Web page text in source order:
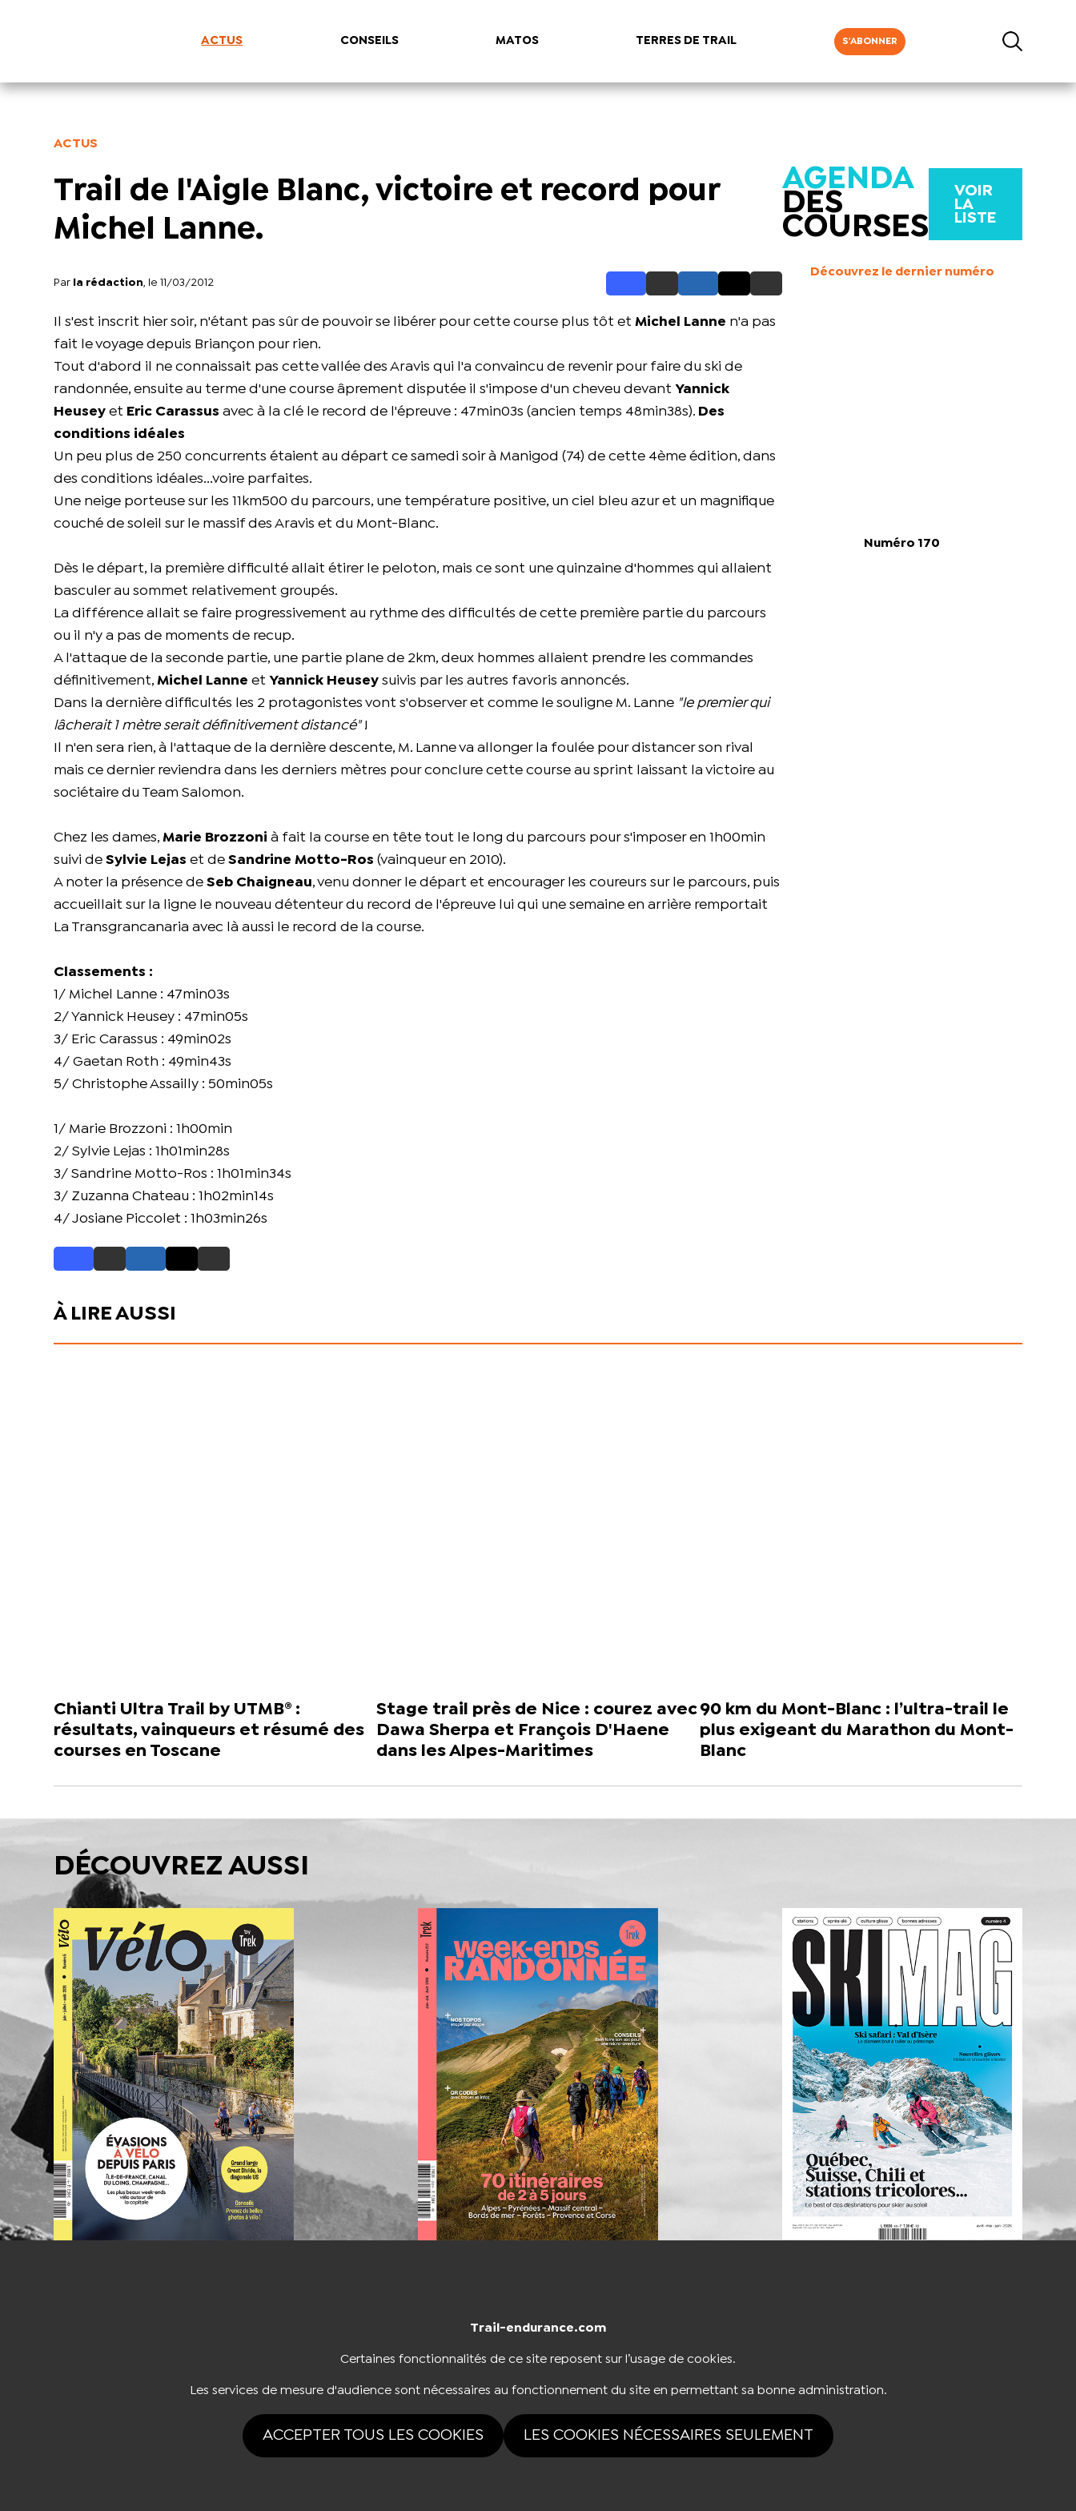
Trail-endurance.com
Certaines fonctionnalités de ce site reposent sur l’usage de cookies.
Les services de mesure d'audience sont nécessaires au fonctionnement du site en permettant sa bonne administration.
ACCEPTER TOUS LES COOKIES LES COOKIES NÉCESSAIRES SEULEMENT
ACTUS CONSEILS MATOS TERRES DE TRAIL S'ABONNER
ACTUS
Trail de l'Aigle Blanc, victoire et record pour
Michel Lanne.
Par la rédaction , le 11/03/2012
Il s'est inscrit hier soir, n'étant pas sûr de pouvoir se libérer pour cette course plus tôt et Michel Lanne n'a pas
fait le voyage depuis Briançon pour rien.
Tout d'abord il ne connaissait pas cette vallée des Aravis qui l'a convaincu de revenir pour faire du ski de
randonnée, ensuite au terme d'une course âprement disputée il s'impose d'un cheveu devantYannick
Heusey et Eric Carassus avec à la clé le record de l'épreuve : 47min03s (ancien temps 48min38s). Des
conditions idéales
Un peu plus de 250 concurrents étaient au départ ce samedi soir à Manigod (74) de cette 4ème édition, dans
des conditions idéales...voire parfaites.
Une neige porteuse sur les 11km500 du parcours, une température positive, un ciel bleu azur et un magnifique
couché de soleil sur le massif des Aravis et du Mont-Blanc.
Dès le départ, la première difficulté allait étirer le peloton, mais ce sont une quinzaine d'hommes qui allaient
basculer au sommet relativement groupés.
La différence allait se faire progressivement au rythme des difficultés de cette première partie du parcours
ou il n'y a pas de moments de recup.
A l'attaque de la seconde partie, une partie plane de 2km, deux hommes allaient prendre les commandes
définitivement, Michel Lanne etYannick Heusey suivis par les autres favoris annoncés.
Dans la dernière difficultés les 2 protagonistes vont s'observer et comme le souligne M. Lanne "le premier qui
lâcherait 1 mètre serait définitivement distancé"!
Il n'en sera rien, à l'attaque de la dernière descente, M. Lanne va allonger la foulée pour distancer son rival
mais ce dernier reviendra dans les derniers mètres pour conclure cette course au sprint laissant la victoire au
sociétaire du Team Salomon.
Chez les dames, Marie Brozzoni à fait la course en tête tout le long du parcours pour s'imposer en 1h00min
suivi deSylvie Lejaset de Sandrine Motto-Ros (vainqueur en 2010).
A noter la présence deSeb Chaigneau, venu donner le départ et encourager les coureurs sur le parcours, puis
accueillait sur la ligne le nouveau détenteur du record de l'épreuve lui qui une semaine en arrière remportait
La Transgrancanaria avec là aussi le record de la course.
Classements :
1/ Michel Lanne : 47min03s
2/ Yannick Heusey : 47min05s
3/ Eric Carassus : 49min02s
4/ Gaetan Roth : 49min43s
5/ Christophe Assailly : 50min05s
1/ Marie Brozzoni : 1h00min
2/ Sylvie Lejas : 1h01min28s
3/ Sandrine Motto-Ros : 1h01min34s
3/ Zuzanna Chateau : 1h02min14s
4/ Josiane Piccolet : 1h03min26s
AGENDA
DES
COURSES
VOIR
LA
LISTE
Découvrez le dernier numéro
Numéro 170
À LIRE AUSSI
Chianti Ultra Trail by UTMB® :
résultats, vainqueurs et résumé des
courses en Toscane
Stage trail près de Nice : courez avec
Dawa Sherpa et François D'Haene
dans les Alpes-Maritimes
90 km du Mont-Blanc : l’ultra-trail le
plus exigeant du Marathon du Mont-
Blanc
DÉCOUVREZ AUSSI
BOUTIQUE